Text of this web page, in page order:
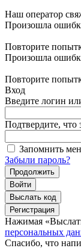
Наш оператор
Произошла
Повторите
Произошла
Повторите
Вход
Введите логин
Подтвердите, что
Запомнить
Забыли пароль?
Продолжить
Войти
Выслать код
Регистрация
Нажимая
персональных
Спасибо, что